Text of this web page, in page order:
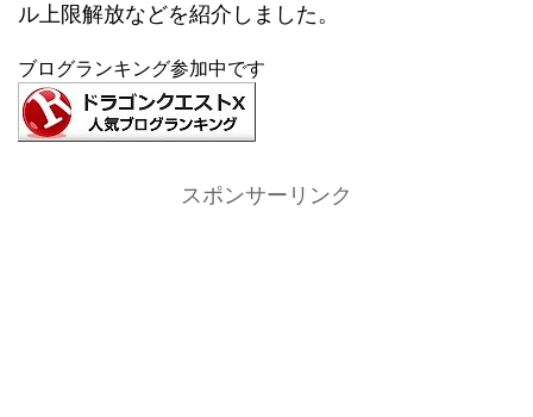
ル上限解放などを紹介しました。
ブログランキング参加中です
スポンサーリンク